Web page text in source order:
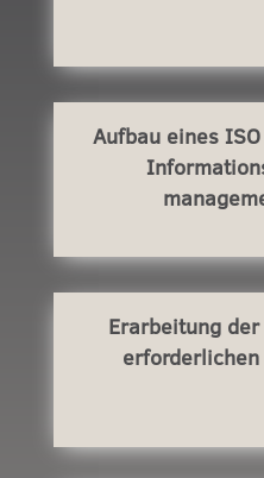
Aufbau eines
Erarbeitung